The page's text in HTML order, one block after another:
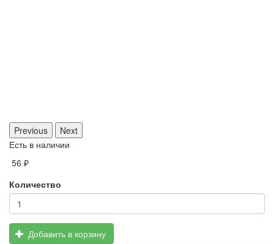
Previous
Next
Есть в наличии
56 ₽
Количество
Добавить в корзину